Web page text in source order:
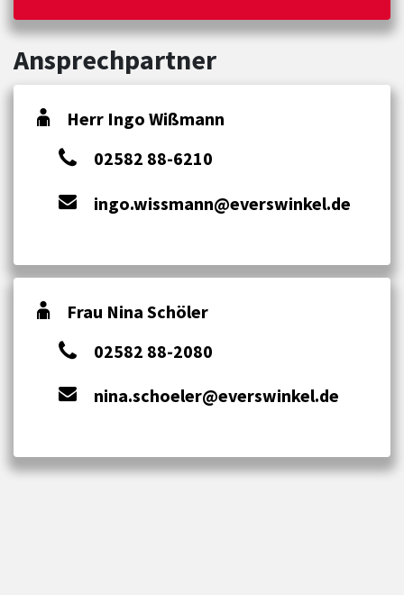
Ansprechpartner
Herr Ingo Wißmann
02582 88-6210
ingo.wissmann@everswinkel.de
Frau Nina Schöler
02582 88-2080
nina.schoeler@everswinkel.de